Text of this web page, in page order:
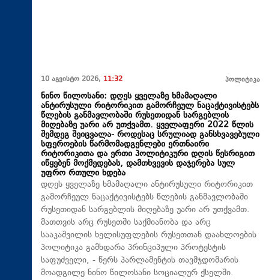
10 აგვისტო 2026, 11:32 პოლიტიკა
ნინო წილოსანი: დღეს ყველაზე ხმამაღალი
ანტირუსული რიტორიკით გამორჩეულ ნაცაქტივისტებს
წლების განმავლობაში რუსეთიდან სარგებლის
მიღებაზე უარი არ უთქვამთ. ყველაფერი 2022 წლის
შემდეგ შეიცვალა- როდესაც სრულიად განსხვავებული
სფეროების წარმომადგენლები ერთნაირი
რიტორიკითა და ერთი პოლიტიკური დღის წესრიგით
იწყებენ მოქმედებას, დამთხვევის დაჯერება სულ
უფრო რთული ხდება
დღეს ყველაზე ხმამაღალი ანტირუსული რიტორიკით
გამორჩეულ ნაცაქტივისტებს წლების განმავლობაში
რუსეთიდან სარგებლის მიღებაზე უარი არ უთქვამთ.
მათთვის არც რუსეთში საქმიანობა და არც
სააკაშვილის ხელისუფლების რუსეთთან დაახლოების
პოლიტიკა გამხდარა პრინციპული პროტესტის
საფუძველი, - წერს პარლამენტის თავმჯდომარის
მოადგილე ნინო წილოსანი სოციალურ ქსელში.